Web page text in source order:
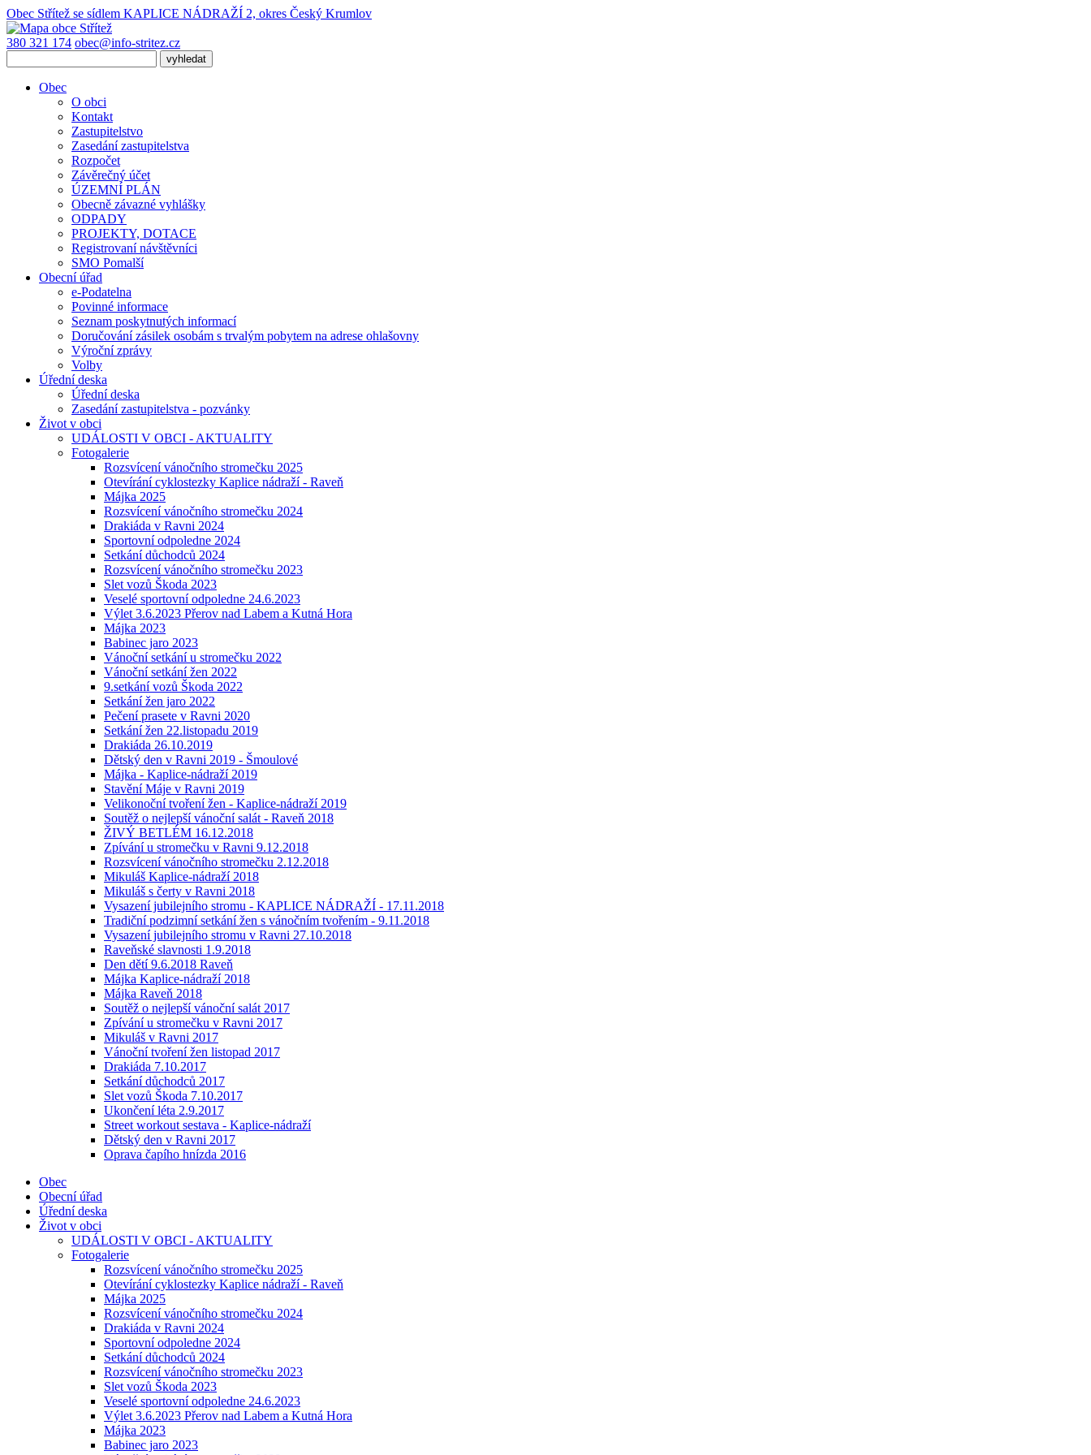
Obec Střítež se sídlem KAPLICE NÁDRAŽÍ 2, okres Český Krumlov
380 321 174 obec@info-stritez.cz
Obec
O obci
Kontakt
Zastupitelstvo
Zasedání zastupitelstva
Rozpočet
Závěrečný účet
ÚZEMNÍ PLÁN
Obecně závazné vyhlášky
ODPADY
PROJEKTY, DOTACE
Registrovaní návštěvníci
SMO Pomalší
Obecní úřad
e-Podatelna
Povinné informace
Seznam poskytnutých informací
Doručování zásilek osobám s trvalým pobytem na adrese ohlašovny
Výroční zprávy
Volby
Úřední deska
Úřední deska
Zasedání zastupitelstva - pozvánky
Život v obci
UDÁLOSTI V OBCI - AKTUALITY
Fotogalerie
Rozsvícení vánočního stromečku 2025
Otevírání cyklostezky Kaplice nádraží - Raveň
Májka 2025
Rozsvícení vánočního stromečku 2024
Drakiáda v Ravni 2024
Sportovní odpoledne 2024
Setkání důchodců 2024
Rozsvícení vánočního stromečku 2023
Slet vozů Škoda 2023
Veselé sportovní odpoledne 24.6.2023
Výlet 3.6.2023 Přerov nad Labem a Kutná Hora
Májka 2023
Babinec jaro 2023
Vánoční setkání u stromečku 2022
Vánoční setkání žen 2022
9.setkání vozů Škoda 2022
Setkání žen jaro 2022
Pečení prasete v Ravni 2020
Setkání žen 22.listopadu 2019
Drakiáda 26.10.2019
Dětský den v Ravni 2019 - Šmoulové
Májka - Kaplice-nádraží 2019
Stavění Máje v Ravni 2019
Velikonoční tvoření žen - Kaplice-nádraží 2019
Soutěž o nejlepší vánoční salát - Raveň 2018
ŽIVÝ BETLÉM 16.12.2018
Zpívání u stromečku v Ravni 9.12.2018
Rozsvícení vánočního stromečku 2.12.2018
Mikuláš Kaplice-nádraží 2018
Mikuláš s čerty v Ravni 2018
Vysazení jubilejního stromu - KAPLICE NÁDRAŽÍ - 17.11.2018
Tradiční podzimní setkání žen s vánočním tvořením - 9.11.2018
Vysazení jubilejního stromu v Ravni 27.10.2018
Raveňské slavnosti 1.9.2018
Den dětí 9.6.2018 Raveň
Májka Kaplice-nádraží 2018
Májka Raveň 2018
Soutěž o nejlepší vánoční salát 2017
Zpívání u stromečku v Ravni 2017
Mikuláš v Ravni 2017
Vánoční tvoření žen listopad 2017
Drakiáda 7.10.2017
Setkání důchodců 2017
Slet vozů Škoda 7.10.2017
Ukončení léta 2.9.2017
Street workout sestava - Kaplice-nádraží
Dětský den v Ravni 2017
Oprava čapího hnízda 2016
Obec
Obecní úřad
Úřední deska
Život v obci
UDÁLOSTI V OBCI - AKTUALITY
Fotogalerie
Rozsvícení vánočního stromečku 2025
Otevírání cyklostezky Kaplice nádraží - Raveň
Májka 2025
Rozsvícení vánočního stromečku 2024
Drakiáda v Ravni 2024
Sportovní odpoledne 2024
Setkání důchodců 2024
Rozsvícení vánočního stromečku 2023
Slet vozů Škoda 2023
Veselé sportovní odpoledne 24.6.2023
Výlet 3.6.2023 Přerov nad Labem a Kutná Hora
Májka 2023
Babinec jaro 2023